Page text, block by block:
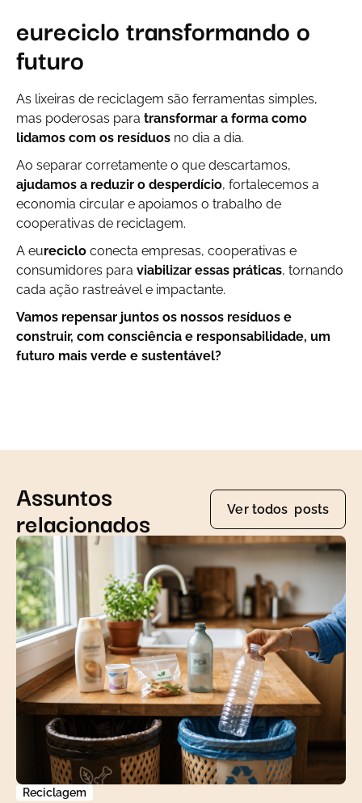
eureciclo transformando o
futuro
As lixeiras de reciclagem são ferramentas simples,
mas poderosas para transformar a forma como
lidamos com os resíduos no dia a dia.
Ao separar corretamente o que descartamos,
ajudamos a reduzir o desperdício, fortalecemos a
economia circular e apoiamos o trabalho de
cooperativas de reciclagem.
A eureciclo conecta empresas, cooperativas e
consumidores para viabilizar essas práticas, tornando
cada ação rastreável e impactante.
Vamos repensar juntos os nossos resíduos e
construir, com consciência e responsabilidade, um
futuro mais verde e sustentável?
Assuntos
relacionados Ver todos posts
Reciclagem